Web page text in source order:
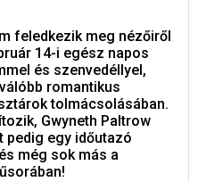
feledkezik meg nézőiről
14-i egész napos
és szenvedéllyel,
romantikus
tolmácsolásában.
Gwyneth Paltrow
pedig egy időutazó
még sok más a